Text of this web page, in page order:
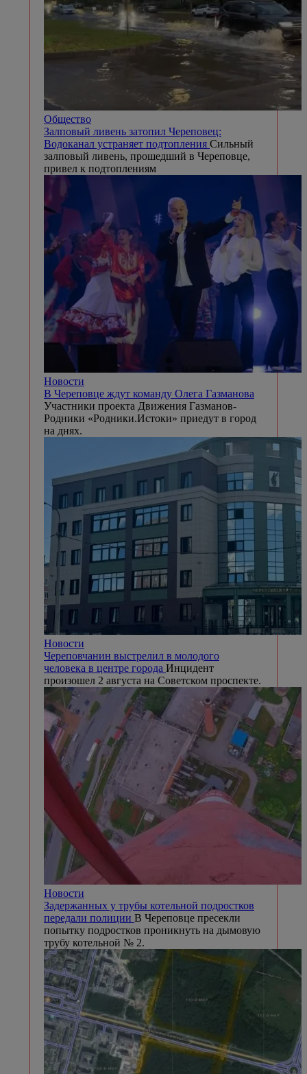
Общество
Залповый ливень затопил Череповец:
Водоканал устраняет подтопления Сильный
залповый ливень, прошедший в Череповце,
привел к подтоплениям
Новости
В Череповце ждут команду Олега Газманова
Участники проекта Движения Газманов-
Родники «Родники.Истоки» приедут в город
на днях.
Новости
Череповчанин выстрелил в молодого
человека в центре города Инцидент
произошел 2 августа на Советском проспекте.
Новости
Задержанных у трубы котельной подростков
передали полиции В Череповце пресекли
попытку подростков проникнуть на дымовую
трубу котельной № 2.